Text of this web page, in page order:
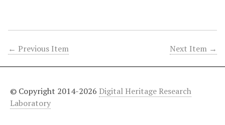
← Previous Item Next Item →
© Copyright 2014-2026 Digital Heritage Research
Laboratory